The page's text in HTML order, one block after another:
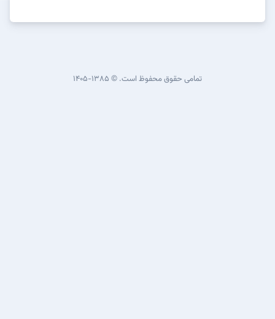
حقوق محفوظ است. © ۱۳۸۵-۱۴۰۵